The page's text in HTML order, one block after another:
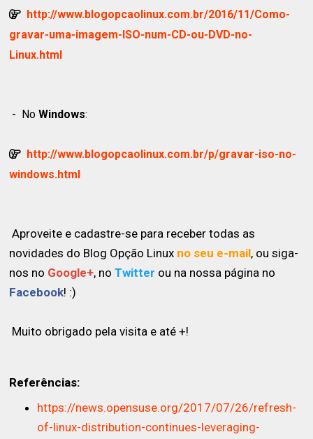
http://www.blogopcaolinux.com.br/2016/11/Como-
gravar-uma-imagem-ISO-num-CD-ou-DVD-no-
Linux.html
- NoWindows:
http://www.blogopcaolinux.com.br/p/gravar-iso-no-
windows.html
Aproveite e cadastre-se para receber todas as
novidades do Blog Opção Linux no seu e-mail, ou siga-
nos no Google+, noTwitter ou na nossa página no
Facebook! :)
Muito obrigado pela visita e até +!
Referências:
https://news.opensuse.org/2017/07/26/refresh-
of-linux-distribution-continues-leveraging-